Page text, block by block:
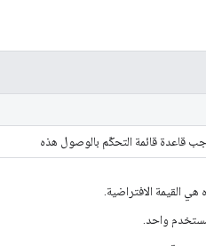
قاعدة قائمة التحكّم بالوصول هذه
هي القيمة الافتراضية.
واحد.